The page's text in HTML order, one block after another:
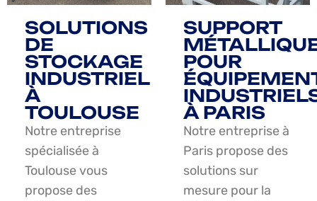
SOLUTIONS
DE
STOCKAGE
INDUSTRIEL
À
TOULOUSE
Notre entreprise
spécialisée à
Toulouse vous
propose des
SUPPORT
POUR
À PARIS
Notre entreprise à
Paris propose des
solutions sur
mesure pour la